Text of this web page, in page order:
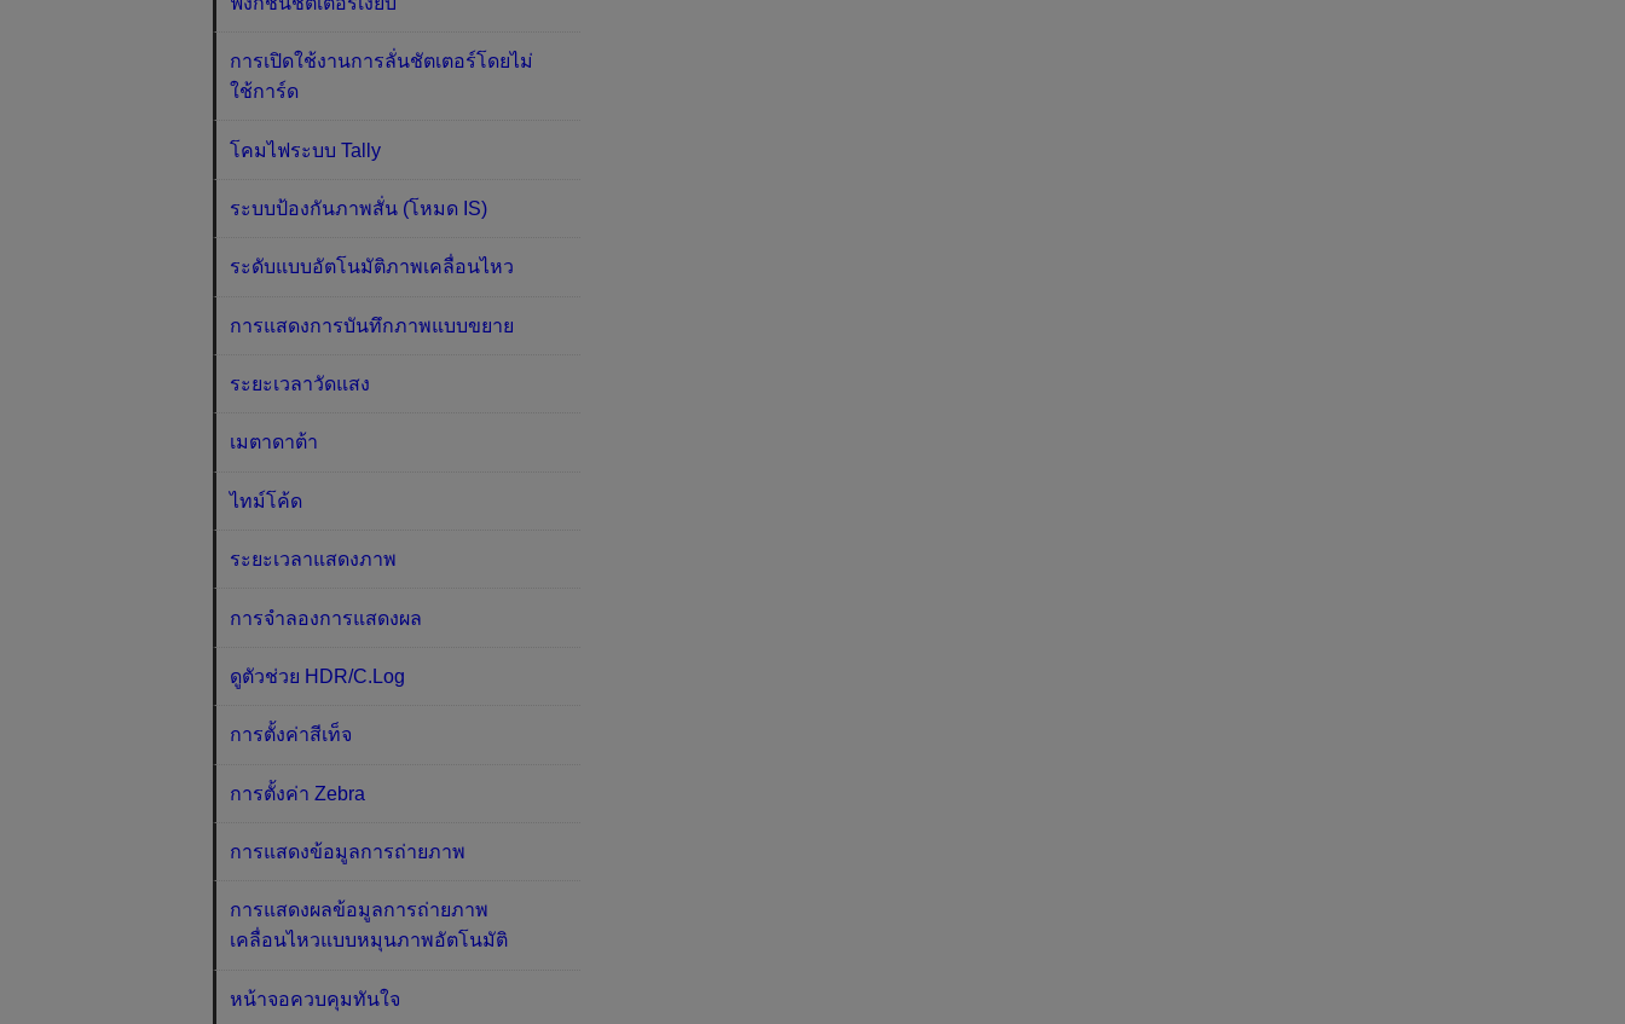
การเปิดใช้งานการลั่นชัตเตอร์โดยไม่
ใช้การ์ด
โคมไฟระบบ Tally
ระบบป้องกันภาพสั่น (โหมด IS)
ระดับแบบอัตโนมัติภาพเคลื่อนไหว
การแสดงการบันทึกภาพแบบขยาย
ระยะเวลาวัดแสง
เมตาดาต้า
ไทม์โค้ด
ระยะเวลาแสดงภาพ
การจำลองการแสดงผล
ดูตัวช่วย HDR/C.Log
การตั้งค่าสีเท็จ
การตั้งค่า Zebra
การแสดงข้อมูลการถ่ายภาพ
การแสดงผลข้อมูลการถ่ายภาพ
เคลื่อนไหวแบบหมุนภาพอัตโนมัติ
หน้าจอควบคุมทันใจ